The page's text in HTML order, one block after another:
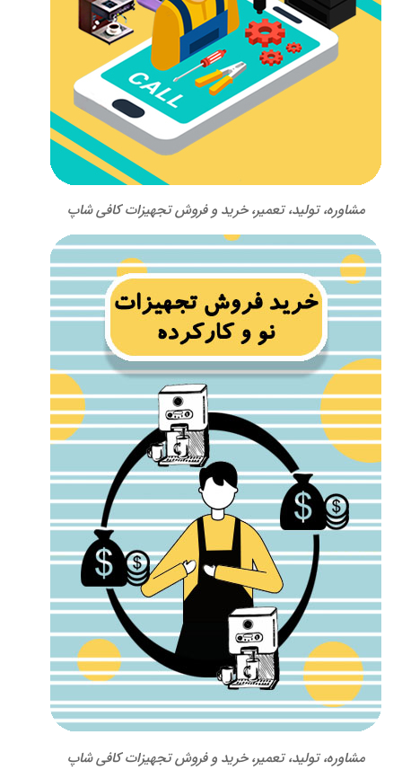
مشاوره، تولید، تعمیر، خرید و فروش تجهیزات کافی شاپ
مشاوره، تولید، تعمیر، خرید و فروش تجهیزات کافی شاپ